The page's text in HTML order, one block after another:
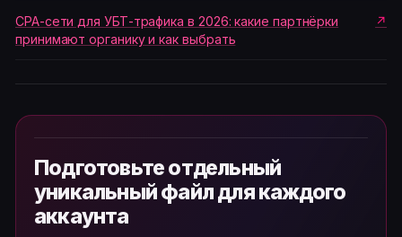
CPA-сети для УБТ-трафика в 2026: какие партнёрки
принимают органику и как выбрать
Подготовьте отдельный
уникальный файл для каждого
аккаунта